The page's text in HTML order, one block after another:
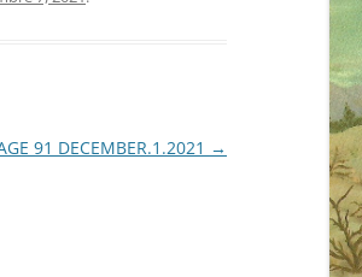
91 DECEMBER.1.2021 →